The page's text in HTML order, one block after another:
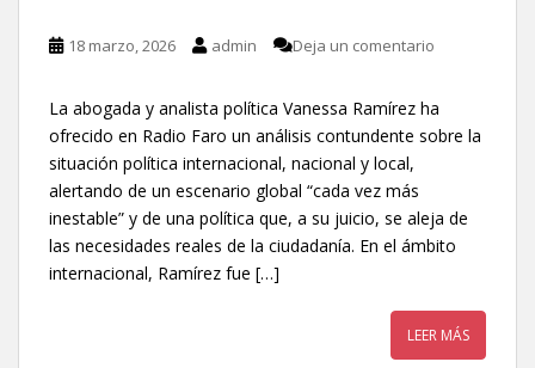
18 marzo, 2026 admin Deja un comentario
La abogada y analista política Vanessa Ramírez ha
ofrecido en Radio Faro un análisis contundente sobre la
situación política internacional, nacional y local,
alertando de un escenario global “cada vez más
inestable” y de una política que, a su juicio, se aleja de
las necesidades reales de la ciudadanía. En el ámbito
internacional, Ramírez fue […]
LEER MÁS